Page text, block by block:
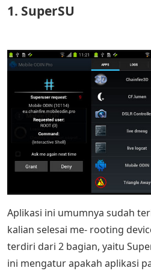
1. SuperSU
Aplikasi ini umumnya sudah
kalian selesai me- rooting
terdiri dari 2 bagian, yaitu
ini mengatur apakah aplikasi